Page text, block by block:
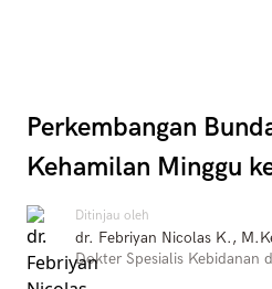
Perkembangan
Kehamilan Minggu
Ditinjau oleh
dr. Febriyan Nicolas K.,
Dokter Spesialis Kebidanan